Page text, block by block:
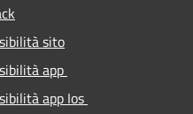
sito
app
app Ios